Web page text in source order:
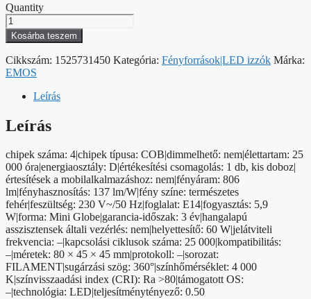
Quantity
LED
izzó
Filament
Mini
Globe
/
E14
5,9
W
W)
/
806
lm
/
Természetes
fehér
mennyiség
Kosárba teszem
Cikkszám: 1525731450 Kategória: Fényforrások|LED izzók Márka:
EMOS
Leírás
Leírás
chipek száma: 4|chipek típusa: COB|dimmelhető: nem|élettartam: 25
000 óra|energiaosztály: D|értékesítési csomagolás: 1 db, kis doboz|
értesítések a mobilalkalmazáshoz: nem|fényáram: 806
lm|fényhasznosítás: 137 lm/W|fény színe: természetes
fehér|feszültség: 230 V~/50 Hz|foglalat: E14|fogyasztás: 5,9
W|forma: Mini Globe|garancia-időszak: 3 év|hangalapú
asszisztensek általi vezérlés: nem|helyettesítő: 60 W|jelátviteli
frekvencia: –|kapcsolási ciklusok száma: 25 000|kompatibilitás:
–|méretek: 80 × 45 × 45 mm|protokoll: –|sorozat:
FILAMENT|sugárzási szög: 360°|színhőmérséklet: 4 000
K|színvisszaadási index (CRI): Ra >80|támogatott OS:
–|technológia: LED|teljesítménytényező: 0.50